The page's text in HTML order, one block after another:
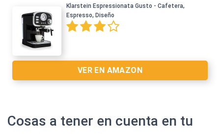
Klarstein Espressionata Gusto - Cafetera,
Espresso, Diseño
VER EN AMAZON
Cosas a tener en cuenta en tu